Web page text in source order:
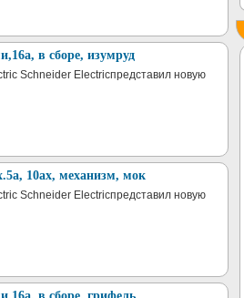
в сборе, изумруд
Schneider Electricпредставил новую
10ах, механизм, мок
Schneider Electricпредставил новую